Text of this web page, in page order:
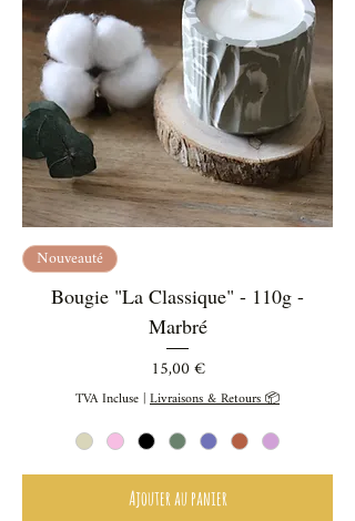
Nouveauté
Bougie "La Classique" - 110g -
Marbré
Prix
15,00 €
TVA Incluse|Livraisons & Retours 📦
Ajouter au panier